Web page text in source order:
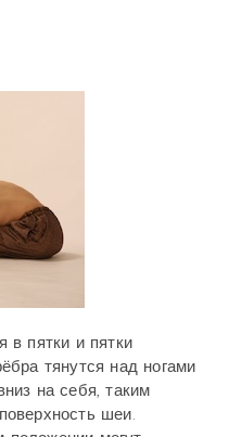
в пятки и пятки
тянутся над ногами
на себя, таким
шеи.